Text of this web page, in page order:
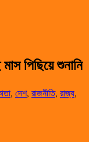
পিছিয়ে শুনানি
, দেশ, রাজনীতি, রাজ্য,